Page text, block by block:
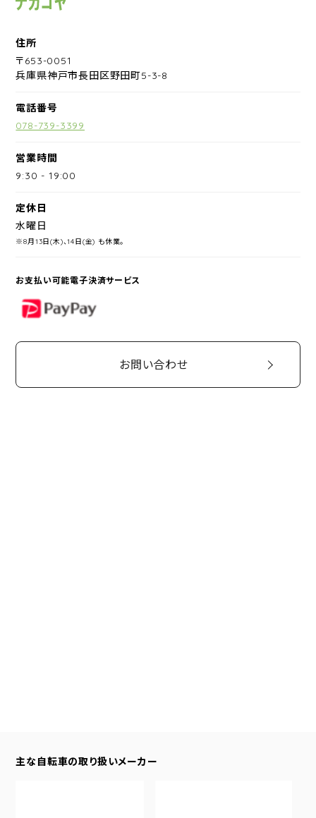
住所
〒653-0051
兵庫県神戸市長田区野田町5-3-8
電話番号
078-739-3399
営業時間
9:30 -19:00
定休日
水曜日
※8月13日(木)、14日(金) も休業。
お支払い可能電子決済サービス
PayPay
お問い合わせ
主な自転車の取り扱いメーカー